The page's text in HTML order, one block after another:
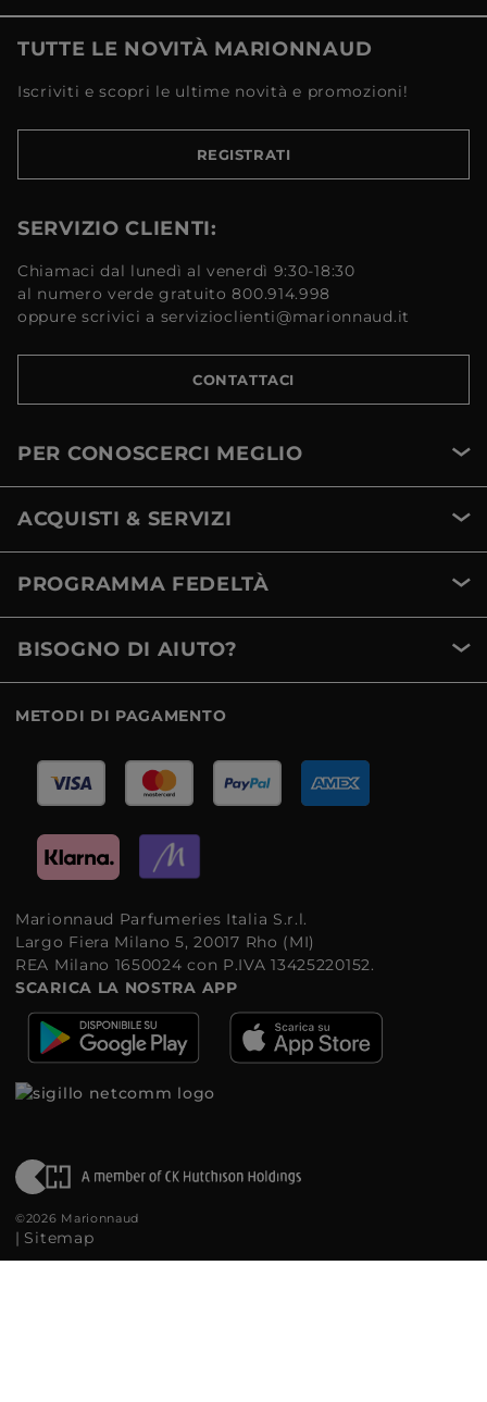
TUTTE LE NOVITÀ MARIONNAUD
Iscriviti e scopri le ultime novità e promozioni!
REGISTRATI
SERVIZIO CLIENTI:
Chiamaci dal lunedì al venerdì 9:30-18:30
al numero verde gratuito 800.914.998
oppure scrivici a servizioclienti@marionnaud.it
CONTATTACI
PER CONOSCERCI MEGLIO
ACQUISTI & SERVIZI
PROGRAMMA FEDELTÀ
BISOGNO DI AIUTO?
METODI DI PAGAMENTO
Marionnaud Parfumeries Italia S.r.l.
Largo Fiera Milano 5, 20017 Rho (MI)
REA Milano 1650024 con P.IVA 13425220152.
SCARICA LA NOSTRA APP
©2026 Marionnaud
| Sitemap